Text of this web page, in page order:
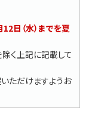
日（水）までを夏
く上記に記載して
ただけますようお